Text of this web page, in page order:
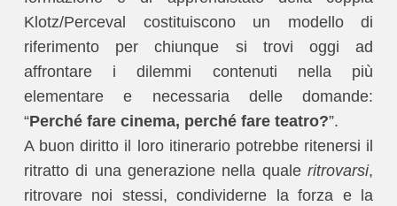
Klotz/Perceval costituiscono un modello di
riferimento per chiunque si trovi oggi ad
affrontare i dilemmi contenuti nella più
elementare e necessaria delle domande:
“Perché fare cinema, perché fare teatro?”.
A buon diritto il loro itinerario potrebbe ritenersi il
ritratto di una generazione nella quale ritrovarsi,
ritrovare noi stessi, condividerne la forza e la